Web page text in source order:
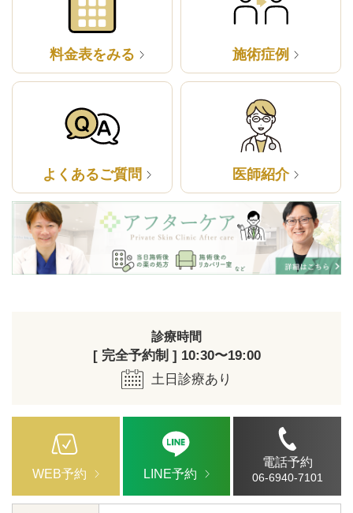
料金表をみる 施術症例
よくあるご質問 医師紹介
診療時間
[ 完全予約制 ] 10:30〜19:00
土日診療あり
WEB予約 LINE予約
電話予約
06-6940-7101